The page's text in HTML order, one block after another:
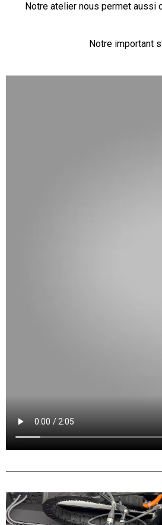
Notre atelier nous permet aussi
Notre important